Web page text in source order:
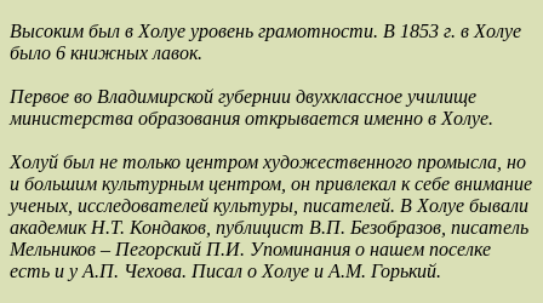
Высоким был в Холуе уровень грамотности. В 1853 г. в Холуе
было 6 книжных лавок.
Первое во Владимирской губернии двухклассное училище
министерства образования открывается именно в Холуе.
Холуй был не только центром художественного промысла, но
и большим культурным центром, он привлекал к себе внимание
ученых, исследователей культуры, писателей. В Холуе бывали
академик Н.Т. Кондаков, публицист В.П. Безобразов, писатель
Мельников – Пегорский П.И. Упоминания о нашем поселке
есть и у А.П. Чехова. Писал о Холуе и А.М. Горький.